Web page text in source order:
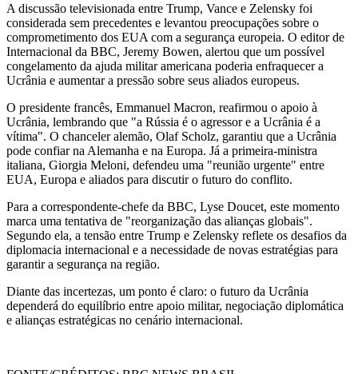
A discussão televisionada entre Trump, Vance e Zelensky foi
considerada sem precedentes e levantou preocupações sobre o
comprometimento dos EUA com a segurança europeia. O editor de
Internacional da BBC, Jeremy Bowen, alertou que um possível
congelamento da ajuda militar americana poderia enfraquecer a
Ucrânia e aumentar a pressão sobre seus aliados europeus.
O presidente francês, Emmanuel Macron, reafirmou o apoio à
Ucrânia, lembrando que "a Rússia é o agressor e a Ucrânia é a
vítima". O chanceler alemão, Olaf Scholz, garantiu que a Ucrânia
pode confiar na Alemanha e na Europa. Já a primeira-ministra
italiana, Giorgia Meloni, defendeu uma "reunião urgente" entre
EUA, Europa e aliados para discutir o futuro do conflito.
Para a correspondente-chefe da BBC, Lyse Doucet, este momento
marca uma tentativa de "reorganização das alianças globais".
Segundo ela, a tensão entre Trump e Zelensky reflete os desafios da
diplomacia internacional e a necessidade de novas estratégias para
garantir a segurança na região.
Diante das incertezas, um ponto é claro: o futuro da Ucrânia
dependerá do equilíbrio entre apoio militar, negociação diplomática
e alianças estratégicas no cenário internacional.